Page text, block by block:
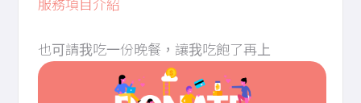
服務項目介紹
也可請我吃一份晚餐，讓我吃飽了再上